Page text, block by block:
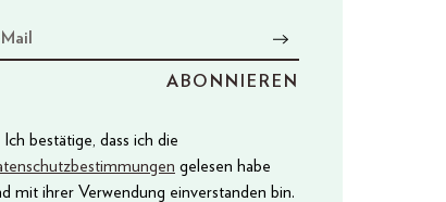
Ich bestätige, dass ich die
gelesen habe
mit ihrer Verwendung einverstanden bin.